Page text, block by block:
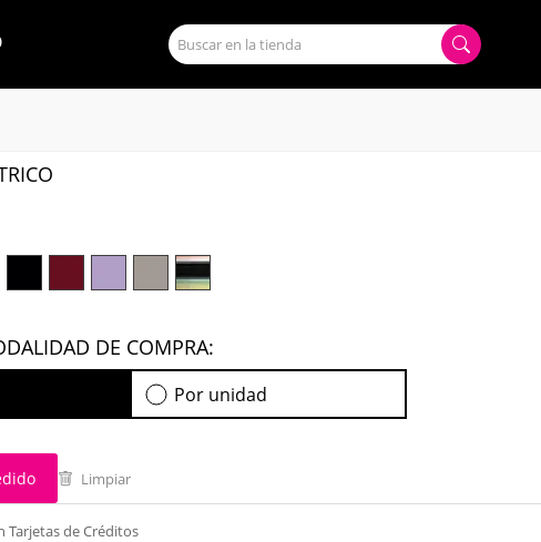
DE COMPRA:
Por unidad
Limpiar
Tarjetas de Créditos